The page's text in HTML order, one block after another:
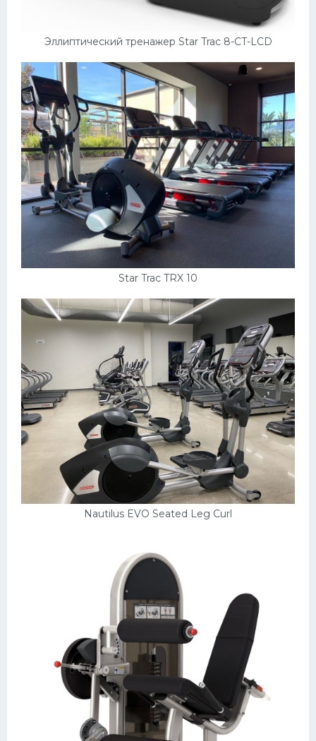
Эллиптический тренажер Star Trac 8-CT-LCD
Star Trac TRX 10
Nautilus EVO Seated Leg Curl